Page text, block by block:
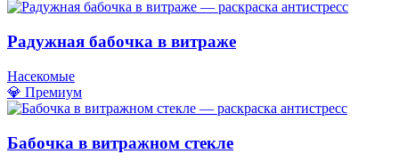
Радужная бабочка в витраже
Насекомые
💎 Премиум
Бабочка в витражном стекле